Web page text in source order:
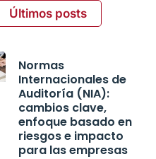
Últimos posts
Normas
Internacionales de
Auditoría (NIA):
cambios clave,
enfoque basado en
riesgos e impacto
para las empresas